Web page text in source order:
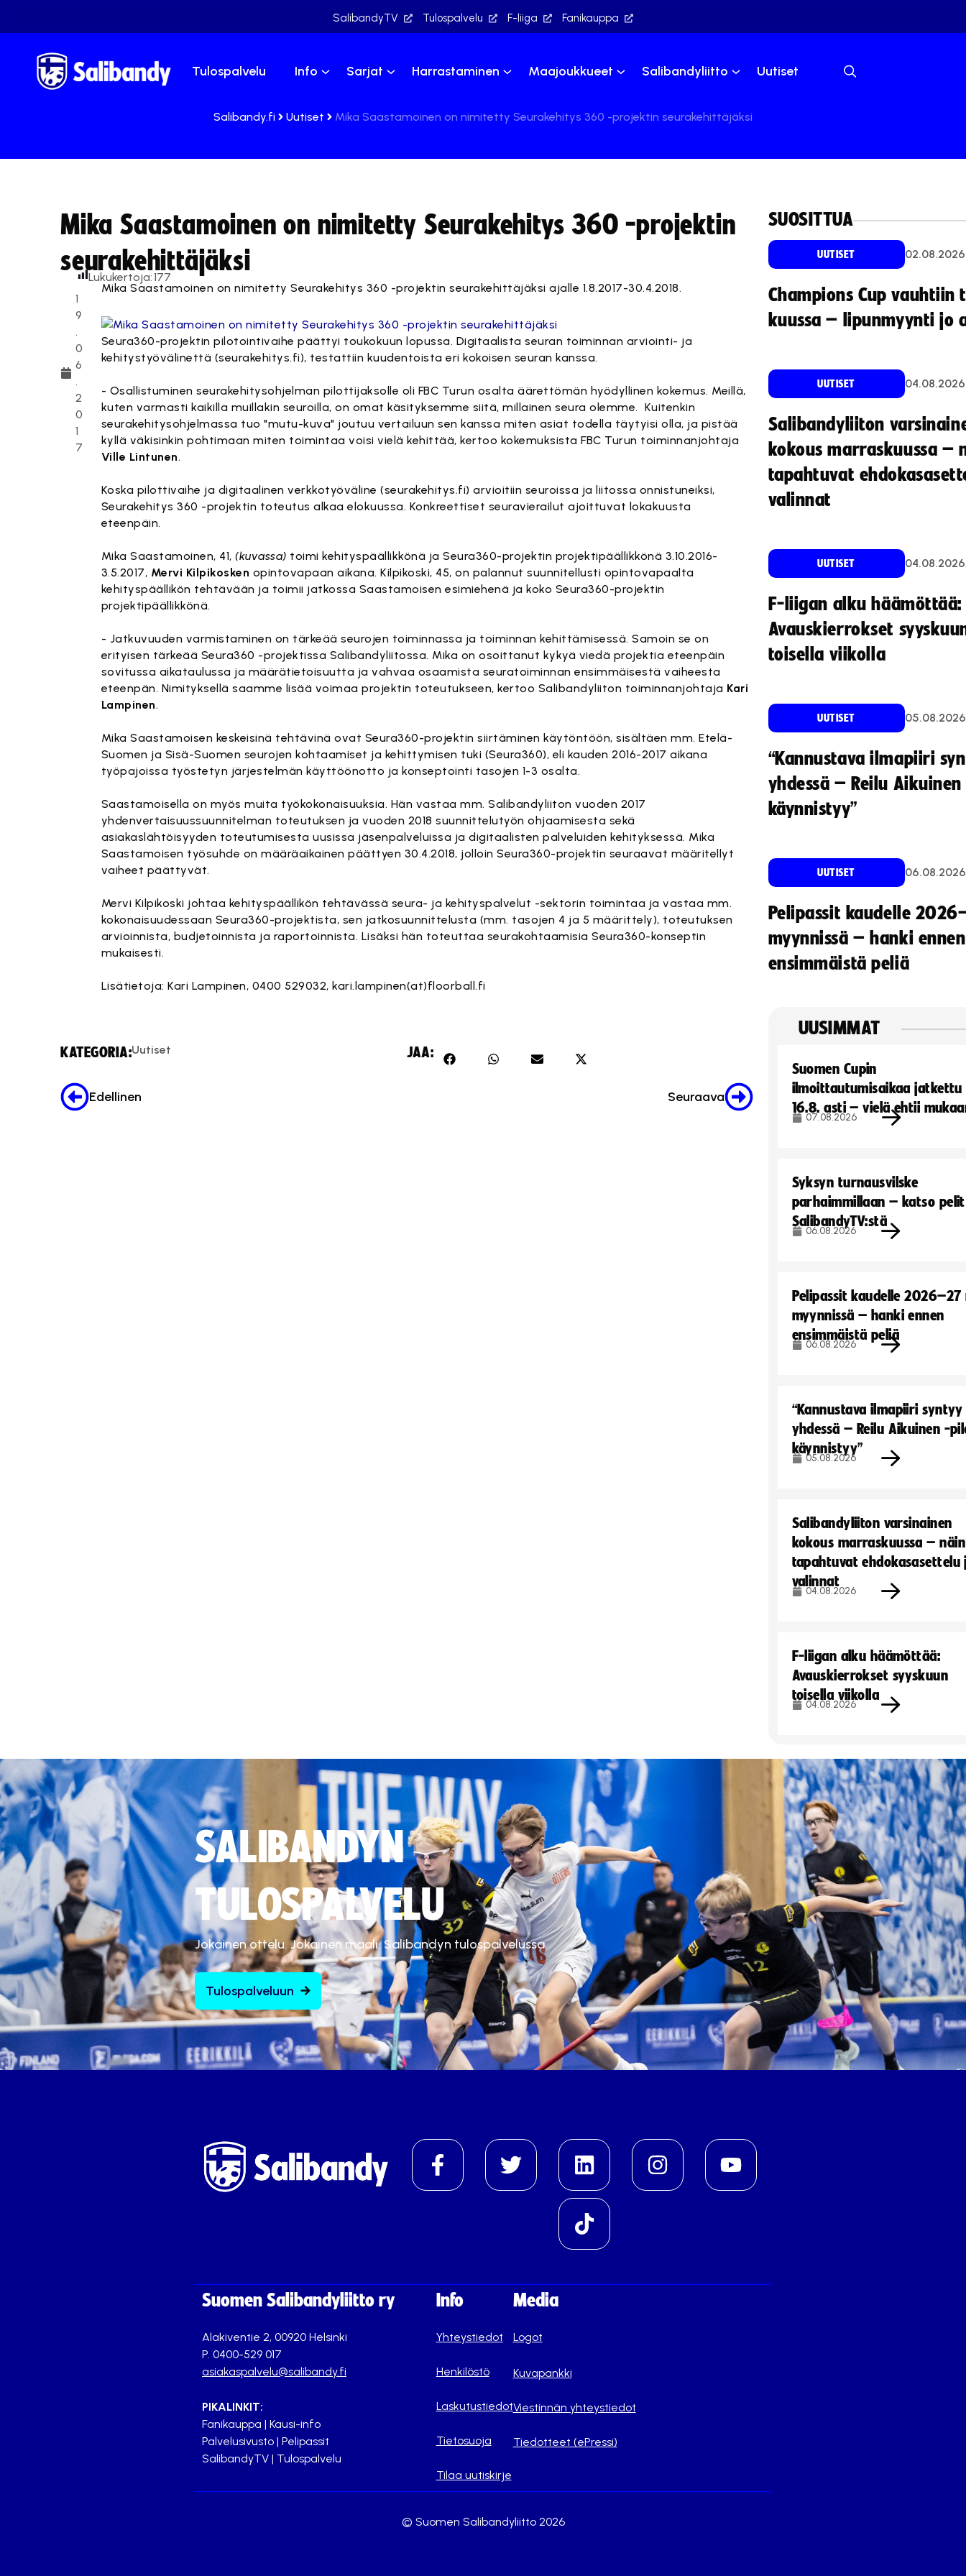
SalibandyTV Tulospalvelu F-liiga Fanikauppa
Tulospalvelu Info Sarjat Harrastaminen Maajoukkueet Salibandyliitto Uutiset
Salibandy.fi Uutiset Mika Saastamoinen on nimitetty Seurakehitys 360 -projektin seurakehittäjäksi
Mika Saastamoinen on nimitetty Seurakehitys 360 -projektin
seurakehittäjäksi
1
9
.
0
6
.
2
0
1
7
Lukukertoja:177
Mika Saastamoinen on nimitetty Seurakehitys 360 -projektin seurakehittäjäksi ajalle 1.8.2017-30.4.2018.
Seura360-projektin pilotointivaihe päättyi toukokuun lopussa. Digitaalista seuran toiminnan arviointi- ja
kehitystyövälinettä (seurakehitys.fi), testattiin kuudentoista eri kokoisen seuran kanssa.
- Osallistuminen seurakehitysohjelman pilottijaksolle oli FBC Turun osalta äärettömän hyödyllinen kokemus. Meillä,
kuten varmasti kaikilla muillakin seuroilla, on omat käsityksemme siitä, millainen seura olemme. Kuitenkin
seurakehitysohjelmassa tuo "mutu-kuva" joutuu vertailuun sen kanssa miten asiat todella täytyisi olla, ja pistää
kyllä väkisinkin pohtimaan miten toimintaa voisi vielä kehittää, kertoo kokemuksista FBC Turun toiminnanjohtaja
Ville Lintunen.
Koska pilottivaihe ja digitaalinen verkkotyöväline (seurakehitys.fi) arvioitiin seuroissa ja liitossa onnistuneiksi,
Seurakehitys 360 -projektin toteutus alkaa elokuussa. Konkreettiset seuravierailut ajoittuvat lokakuusta
eteenpäin.
Mika Saastamoinen, 41,(kuvassa) toimi kehityspäällikkönä ja Seura360-projektin projektipäällikkönä 3.10.2016-
3.5.2017, Mervi Kilpikosken opintovapaan aikana. Kilpikoski, 45, on palannut suunnitellusti opintovapaalta
kehityspäällikön tehtävään ja toimii jatkossa Saastamoisen esimiehenä ja koko Seura360-projektin
projektipäällikkönä.
- Jatkuvuuden varmistaminen on tärkeää seurojen toiminnassa ja toiminnan kehittämisessä. Samoin se on
erityisen tärkeää Seura360 -projektissa Salibandyliitossa. Mika on osoittanut kykyä viedä projektia eteenpäin
sovitussa aikataulussa ja määrätietoisuutta ja vahvaa osaamista seuratoiminnan ensimmäisestä vaiheesta
eteenpän. Nimityksellä saamme lisää voimaa projektin toteutukseen, kertoo Salibandyliiton toiminnanjohtaja Kari
Lampinen.
Mika Saastamoisen keskeisinä tehtävinä ovat Seura360-projektin siirtäminen käytöntöön, sisältäen mm. Etelä-
Suomen ja Sisä-Suomen seurojen kohtaamiset ja kehittymisen tuki (Seura360), eli kauden 2016-2017 aikana
työpajoissa työstetyn järjestelmän käyttöönotto ja konseptointi tasojen 1-3 osalta.
Saastamoisella on myös muita työkokonaisuuksia. Hän vastaa mm. Salibandyliiton vuoden 2017
yhdenvertaisuussuunnitelman toteutuksen ja vuoden 2018 suunnittelutyön ohjaamisesta sekä
asiakaslähtöisyyden toteutumisesta uusissa jäsenpalveluissa ja digitaalisten palveluiden kehityksessä. Mika
Saastamoisen työsuhde on määräaikainen päättyen 30.4.2018, jolloin Seura360-projektin seuraavat määritellyt
vaiheet päättyvät.
Mervi Kilpikoski johtaa kehityspäällikön tehtävässä seura- ja kehityspalvelut -sektorin toimintaa ja vastaa mm.
kokonaisuudessaan Seura360-projektista, sen jatkosuunnittelusta (mm. tasojen 4 ja 5 määrittely), toteutuksen
arvioinnista, budjetoinnista ja raportoinnista. Lisäksi hän toteuttaa seurakohtaamisia Seura360-konseptin
mukaisesti.
Lisätietoja: Kari Lampinen, 0400 529032,kari.lampinen(at)floorball.fi
KATEGORIA:Uutiset JAA:
Edellinen Seuraava
SUOSITTUA
UUTISET 02.08.2026
Champions Cup vauhtiin
kuussa – lipunmyynti jo
UUTISET 04.08.2026
Salibandyliiton
kokous marraskuussa –
tapahtuvat
valinnat
UUTISET 04.08.2026
F-liigan alku häämöttää:
Avauskierrokset
toisella viikolla
UUTISET 05.08.2026
“Kannustava ilmapiiri
yhdessä – Reilu
käynnistyy”
UUTISET 06.08.2026
Pelipassit kaudelle
myynnissä – hanki ennen
ensimmäistä peliä
UUSIMMAT
Suomen Cupin
ilmoittautumisaikaa jatkettu
16.8. asti – vielä ehtii
07.08.2026
Syksyn turnausvilske
parhaimmillaan – katso pelit
SalibandyTV:stä
06.08.2026
Pelipassit kaudelle
myynnissä – hanki ennen
ensimmäistä peliä
06.08.2026
“Kannustava ilmapiiri syntyy
yhdessä – Reilu Aikuinen -
käynnistyy”
05.08.2026
Salibandyliiton varsinainen
kokous marraskuussa – näin
tapahtuvat ehdokasasettelu
valinnat
04.08.2026
F-liigan alku häämöttää:
Avauskierrokset syyskuun
toisella viikolla
04.08.2026
SALIBANDYN
TULOSPALVELU
Jokainen ottelu. Jokainen maali. Salibandyn tulospalvelussa.
Tulospalveluun
Suomen Salibandyliitto ry
Alakiventie 2, 00920 Helsinki
P. 0400-529 017
asiakaspalvelu@salibandy.fi
PIKALINKIT:
Fanikauppa | Kausi-info
Palvelusivusto | Pelipassit
SalibandyTV | Tulospalvelu
Info
Yhteystiedot
Henkilöstö
Laskutustiedot
Tietosuoja
Tilaa uutiskirje
Media
Logot
Kuvapankki
Viestinnän yhteystiedot
Tiedotteet (ePressi)
© Suomen Salibandyliitto 2026